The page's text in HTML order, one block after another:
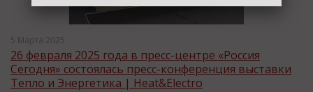
5 Марта 2025
26 февраля 2025 года в пресс-центре «Россия
Сегодня» состоялась пресс-конференция выставки
Тепло и Энергетика | Heat&Electro